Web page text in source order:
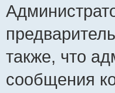
также, что
сообщения